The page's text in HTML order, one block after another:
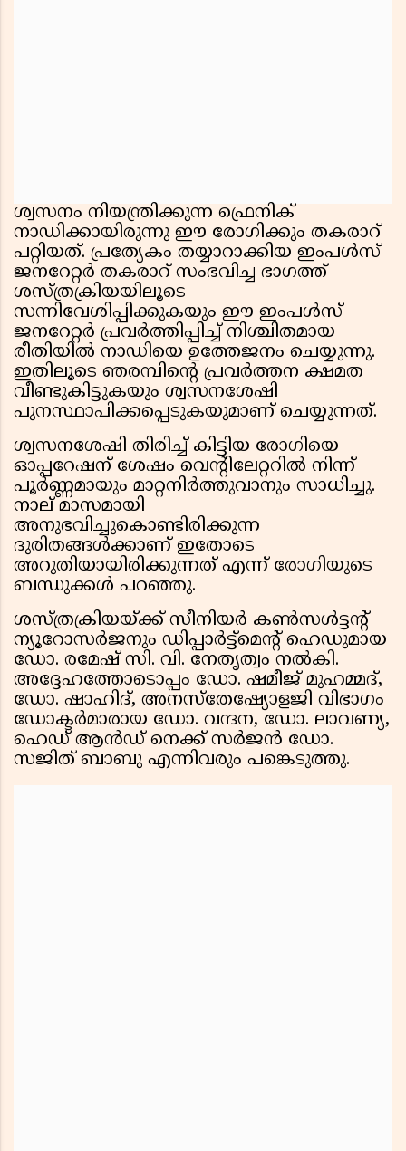
ശ്വസനം നിയന്ത്രിക്കുന്ന ഫ്രെനിക്
നാഡിക്കായിരുന്നു ഈ രോഗിക്കും തകരാറ്
പറ്റിയത്. പ്രത്യേകം തയ്യാറാക്കിയ ഇംപൾസ്
ജനറേറ്റർ തകരാറ് സംഭവിച്ച ഭാഗത്ത്
ശസ്ത്രക്രിയയിലൂടെ
സന്നിവേശിപ്പിക്കുകയും ഈ ഇംപൾസ്
ജനറേറ്റർ പ്രവർത്തിപ്പിച്ച് നിശ്ചിതമായ
രീതിയിൽ നാഡിയെ ഉത്തേജനം ചെയ്യുന്നു.
ഇതിലൂടെ ഞരമ്പിന്റെ പ്രവർത്തന ക്ഷമത
വീണ്ടുകിട്ടുകയും ശ്വസനശേഷി
പുനസ്ഥാപിക്കപ്പെടുകയുമാണ് ചെയ്യുന്നത്.
ശ്വസനശേഷി തിരിച്ച് കിട്ടിയ രോഗിയെ
ഓപ്പറേഷന് ശേഷം വെന്റിലേറ്ററിൽ നിന്ന്
പൂർണ്ണമായും മാറ്റനിർത്തുവാനും സാധിച്ചു.
നാല് മാസമായി
അനുഭവിച്ചുകൊണ്ടിരിക്കുന്ന
ദുരിതങ്ങൾക്കാണ് ഇതോടെ
അറുതിയായിരിക്കുന്നത് എന്ന് രോഗിയുടെ
ബന്ധുക്കൾ പറഞ്ഞു.
ശസ്ത്രക്രിയയ്ക്ക് സീനിയർ കൺസൾട്ടന്റ്
ന്യൂറോസർജനും ഡിപ്പാർട്ട്‌മെന്റ് ഹെഡുമായ
ഡോ. രമേഷ് സി. വി. നേതൃത്വം നൽകി.
അദ്ദേഹത്തോടൊപ്പം ഡോ. ഷമീജ് മുഹമ്മദ്,
ഡോ. ഷാഹിദ്, അനസ്തേഷ്യോളജി വിഭാഗം
ഡോക്ടർമാരായ ഡോ. വന്ദന, ഡോ. ലാവണ്യ,
ഹെഡ് ആൻഡ് നെക്ക് സർജൻ ഡോ.
സജിത് ബാബു എന്നിവരും പങ്കെടുത്തു.